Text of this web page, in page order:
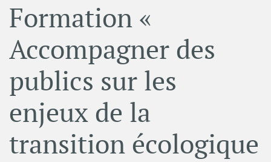
Formation «
Accompagner des
publics sur les
enjeux de la
transition écologique